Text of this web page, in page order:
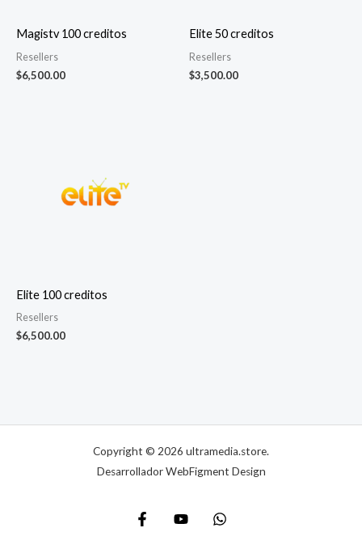
Magistv 100 creditos
Resellers
$6,500.00
Elite 50 creditos
Resellers
$3,500.00
Elite 100 creditos
Resellers
$6,500.00
Copyright © 2026 ultramedia.store.
Desarrollador WebFigment Design